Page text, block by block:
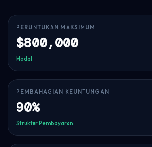
PERUNTUKAN MAKSIMUM
$800,000
Modal
PEMBAHAGIAN KEUNTUNGAN
90%
Struktur Pembayaran